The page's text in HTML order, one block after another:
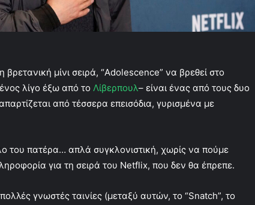
μίνι σειρά, “Adolescence” να βρεθεί στο
λίγο έξω από το Λίβερπουλ– είναι ένας από τους δυο
από τέσσερα επεισόδια, γυρισμένα με
του πατέρα… απλά συγκλονιστική, χωρίς να πούμε
για τη σειρά του Netflix, που δεν θα έπρεπε.
γνωστές ταινίες (μεταξύ αυτών, το “Snatch”, το